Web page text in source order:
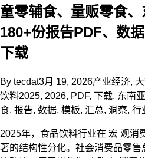
童零辅食、量贩零食
180+份报告PDF、数
下载
By tecdat3月 19, 2026产业经济,
饮料2025, 2026, PDF, 下载, 东南
食, 报告, 数据, 模板, 汇总, 洞察, 行
2025年，食品饮料行业在 宏 观消
著的结构性分化。社会消费品零